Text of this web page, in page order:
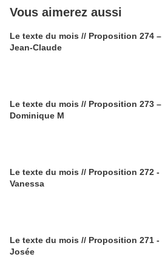
Vous aimerez aussi
Le texte du mois // Proposition 274 –
Jean-Claude
Le texte du mois // Proposition 273 –
Dominique M
Le texte du mois // Proposition 272 -
Vanessa
Le texte du mois // Proposition 271 -
Josée